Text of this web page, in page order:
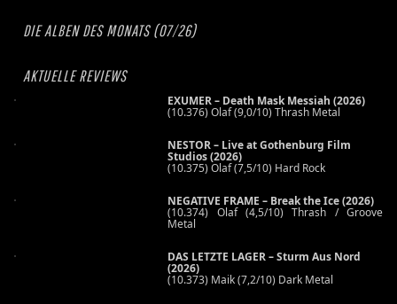
DIE ALBEN DES MONATS (07/26)
AKTUELLE REVIEWS
EXUMER – Death Mask Messiah (2026)
(10.376) Olaf (9,0/10) Thrash Metal
NESTOR – Live at Gothenburg Film
Studios (2026)
(10.375) Olaf (7,5/10) Hard Rock
NEGATIVE FRAME – Break the Ice (2026)
(10.374) Olaf (4,5/10) Thrash / Groove
Metal
DAS LETZTE LAGER – Sturm Aus Nord
(2026)
(10.373) Maik (7,2/10) Dark Metal